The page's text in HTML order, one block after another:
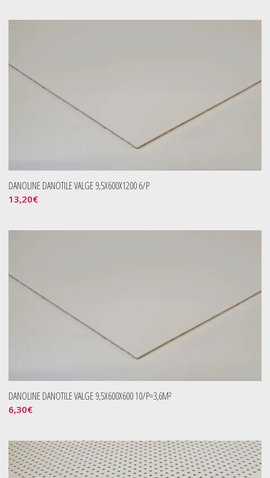
DANOLINE DANOTILE VALGE 9,5X600X1200 6/P
13,20€
DANOLINE DANOTILE VALGE 9,5X600X600 10/P=3,6M²
6,30€